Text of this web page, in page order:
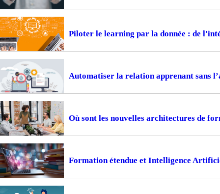
Piloter le learning par la donnée : de
Automatiser la relation apprenant sans
Où sont les nouvelles architectures de
Formation étendue et Intelligence